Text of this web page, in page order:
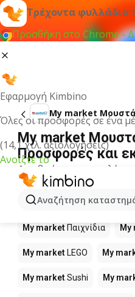
Τρέχοντα φυλλάδια
Προσθήκη στο Chrome -
Εφαρμογή Kimbino
Όλες οι προσφορές σε ένα
(14,1 χιλ. αξιολογήσεις)
Ανοίξτε το
Αναζήτηση
My market
My market
Προσφορές και
Δεν βρήκαμε
Άλλα προϊόντα
My market
My market Παιχνίδια My
My market LEGO My
My marketSushi My